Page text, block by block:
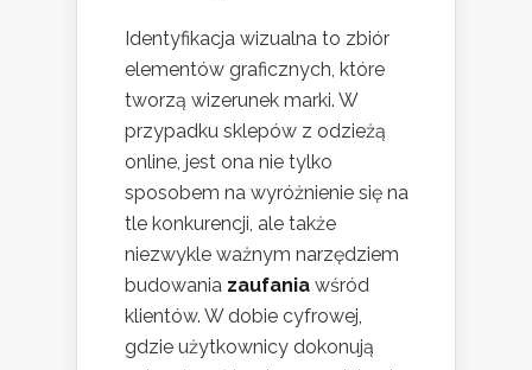
Identyfikacja wizualna to zbiór
elementów graficznych, które
tworzą wizerunek marki. W
przypadku sklepów z odzieżą
online, jest ona nie tylko
sposobem na wyróżnienie się na
tle konkurencji, ale także
niezwykle ważnym narzędziem
budowania zaufania wśród
klientów. W dobie cyfrowej,
gdzie użytkownicy dokonują